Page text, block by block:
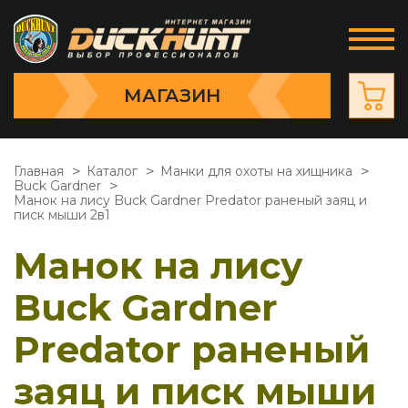
МАГАЗИН
Главная Каталог
Манки для охоты на хищника
Buck Gardner
Манок на лису Buck Gardner Predator раненый заяц и
писк мыши 2в1
Манок на лису
Buck Gardner
Predator раненый
заяц и писк мыши